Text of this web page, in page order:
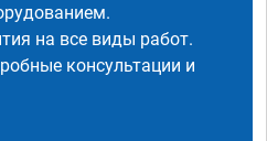
на все виды работ.
консультации и